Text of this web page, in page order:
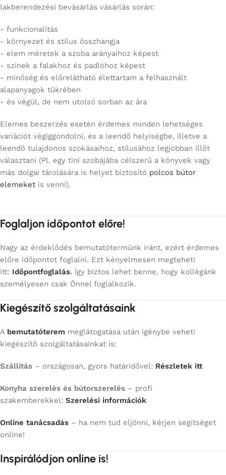
lakberendezési bevásárlás vásárlás során:
- funkcionalitás
- környezet és stílus összhangja
- elem méretek a szoba arányaihoz képest
- színek a falakhoz és padlóhoz képest
- minőség és előrelátható élettartam a felhasznált
alapanyagok tükrében
- és végül, de nem utolsó sorban az ára
Elemes beszerzés esetén érdemes minden lehetséges
variációt végiggondolni, és a leendő helyiségbe, illetve a
leendő tulajdonos szokásaihoz, stílusához legjobban illőt
választani (Pl. egy tini szobájába célszerű a könyvek vagy
más dolgai tárolására is helyet biztosító polcos bútor
elemeket is venni).
Foglaljon időpontot előre!
Nagy az érdeklődés bemutatótermünk iránt, ezért érdemes
előre időpontot foglalni. Ezt kényelmesen megteheti
itt: Időpontfoglalás. Így biztos lehet benne, hogy kollégánk
személyesen csak Önnel foglalkozik.
Kiegészítő szolgáltatásaink
A bemutatóterem meglátogatása után igénybe veheti
kiegészítő szolgáltatásainkat is:
Szállítás – országosan, gyors határidővel: Részletek itt
Konyha szerelés és bútorszerelés – profi
szakemberekkel: Szerelési információk
Online tanácsadás – ha nem tud eljönni, kérjen segítséget
online!
Inspirálódjon online is!